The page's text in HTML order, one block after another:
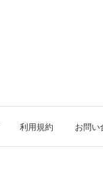
利用規約 お問い